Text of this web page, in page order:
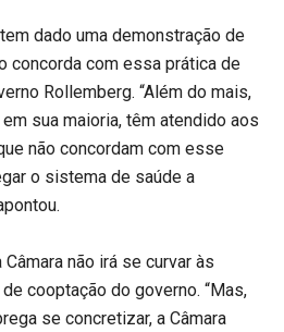
dado uma demonstração de
concorda com essa prática de
Rollemberg. “Além do mais,
sua maioria, têm atendido aos
não concordam com esse
o sistema de saúde a
não irá se curvar às
cooptação do governo. “Mas,
se concretizar, a Câmara